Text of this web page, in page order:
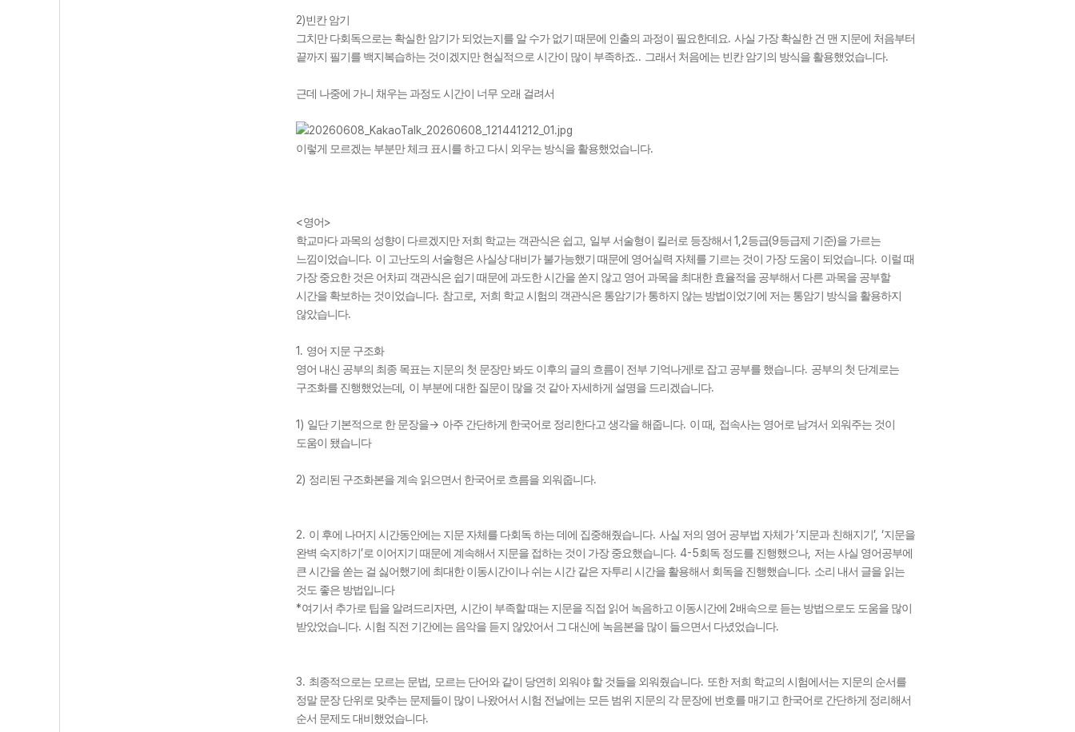
2)빈칸 암기
그치만 다회독으로는 확실한 암기가 되었는지를 알 수가 없기 때문에 인출의 과정이 필요한데요. 사실 가장 확실한 건 맨 지문에 처음부터
끝까지 필기를 백지복습하는 것이겠지만 현실적으로 시간이 많이 부족하죠.. 그래서 처음에는 빈칸 암기의 방식을 활용했었습니다.
근데 나중에 가니 채우는 과정도 시간이 너무 오래 걸려서
이렇게 모르겠는 부분만 체크 표시를 하고 다시 외우는 방식을 활용했었습니다.
<영어 >
학교마다 과목의 성향이 다르겠지만 저희 학교는 객관식은 쉽고 일부 서술형이 킬러로 등장해서 1,2등급(9등급제 기준)을 가르는
느낌이었습니다. 이 고난도의 서술형은 사실상 대비가 불가능했기 때문에 영어실력 자체를 기르는 것이 가장 도움이 되었습니다. 이럴 때
가장 중요한 것은 어차피 객관식은 쉽기 때문에 과도한 시간을 쏟지 않고 영어 과목을 최대한 효율적을 공부해서 다른 과목을 공부할
시간을 확보하는 것이었습니다. 참고로 저희 학교 시험의 객관식은 통암기가 통하지 않는 방법이었기에 저는 통암기 방식을 활용하지
않았습니다.
1. 영어 지문 구조화
영어 내신 공부의 최종 목표는 지문의 첫 문장만 봐도 이후의 글의 흐름이 전부 기억나게 !로 잡고 공부를 했습니다. 공부의 첫 단계로는
구조화를 진행했었는데
이 부분에 대한 질문이 많을 것 같아 자세하게 설명을 드리겠습니다.
1) 일단 기본적으로 한 문장을-> 아주 간단하게 한국어로 정리한다고 생각을 해줍니다. 이 때
접속사는 영어로 남겨서 외워주는 것이
도움이 됐습니다
2) 정리된 구조화본을 계속 읽으면서 한국어로 흐름을 외워줍니다.
2. 이 후에 나머지 시간동안에는 지문 자체를 다회독 하는 데에 집중해줬습니다. 사실 저의 영어 공부법 자체가‘지문과 친해지기 ’, ‘지문을
완벽 숙지하기 ’로 이어지기 때문에 계속해서 지문을 접하는 것이 가장 중요했습니다. 4-5회독 정도를 진행했으나, 저는 사실 영어공부에
큰 시간을 쏟는 걸 싫어했기에 최대한 이동시간이나 쉬는 시간 같은 자투리 시간을 활용해서 회독을 진행했습니다. 소리 내서 글을 읽는
것도 좋은 방법입니다
*여기서 추가로 팁을 알려드리자면 시간이 부족할 때는 지문을 직접 읽어 녹음하고 이동시간에 2배속으로 듣는 방법으로도 도움을 많이
받았었습니다. 시험 직전 기간에는 음악을 듣지 않았어서 그 대신에 녹음본을 많이 들으면서 다녔었습니다.
3. 최종적으로는 모르는 문법 모르는 단어와 같이 당연히 외워야 할 것들을 외워줬습니다. 또한 저희 학교의 시험에서는 지문의 순서를
정말 문장 단위로 맞추는 문제들이 많이 나왔어서 시험 전날에는 모든 범위 지문의 각 문장에 번호를 매기고 한국어로 간단하게 정리해서
순서 문제도 대비했었습니다.